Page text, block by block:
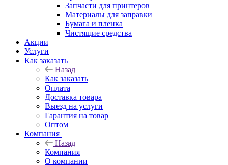
Запчасти для принтеров
Материалы для заправки
Бумага и пленка
Чистящие средства
Акции
Услуги
Как заказать
Назад
Как заказать
Оплата
Доставка товара
Выезд на услуги
Гарантия на товар
Оптом
Компания
Назад
Компания
О компании